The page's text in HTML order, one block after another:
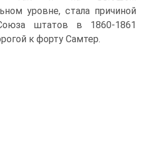
уровне, стала причиной
штатов в 1860-1861
к форту Самтер.